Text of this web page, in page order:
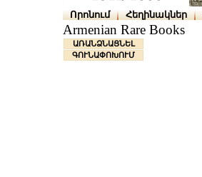
Որոնում Հեղինակներ
Armenian Rare Books
ԱՌԱՆՁՆԱՑՆԵԼ
ԳՈՒՆԱՓՈԽՈՒՄ